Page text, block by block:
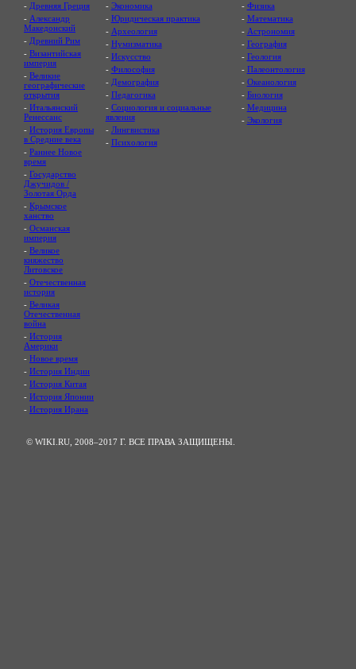
- Древняя Греция
- Александр
Македонский
- Древний Рим
- Византийская
империя
- Великие
географические
открытия
- Итальянский
Ренессанс
- История Европы
в Средние века
- Раннее Новое
время
- Государство
Джучидов /
Золотая Орда
- Крымское
ханство
- Османская
империя
- Великое
княжество
Литовское
- Отечественная
история
- Великая
Отечественная
война
- История
Америки
- Новое время
- История Индии
- История Китая
- История Японии
- История Ирана
- Экономика
- Юридическая практика
- Археология
- Нумизматика
- Искусство
- Философия
- Демография
- Педагогика
- Социология и социальные
явления
- Лингвистика
- Психология
- Физика
- Математика
- Астрономия
- География
- Геология
- Палеонтология
- Океанология
- Биология
- Медицина
- Экология
© WIKI.RU, 2008–2017 Г. ВСЕ ПРАВА ЗАЩИЩЕНЫ.